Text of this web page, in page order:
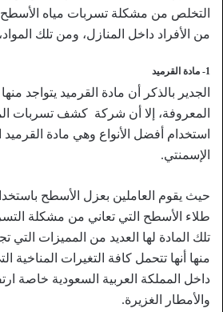
التخلص من مشكلة تسربات مياه الأسطح
من الأفراد داخل المنازل، ومن تلك
1- مادة القرميد
الجدير بالذكر أن مادة القرميد يتواجد
المعروفة، إلا أن شركة كشف تسربات
استخدام أفضل الأنواع وهي مادة القرميد
الإسمنتي.
حيث يقوم العاملين بعزل الأسطح
طلاء الأسطح التي تعاني من مشكلة
تلك المادة لها العديد من المميزات التي
منها أنها تتحمل كافة التغيرات
داخل المملكة العربية السعودية خاصة
والأمطار الغزيرة.